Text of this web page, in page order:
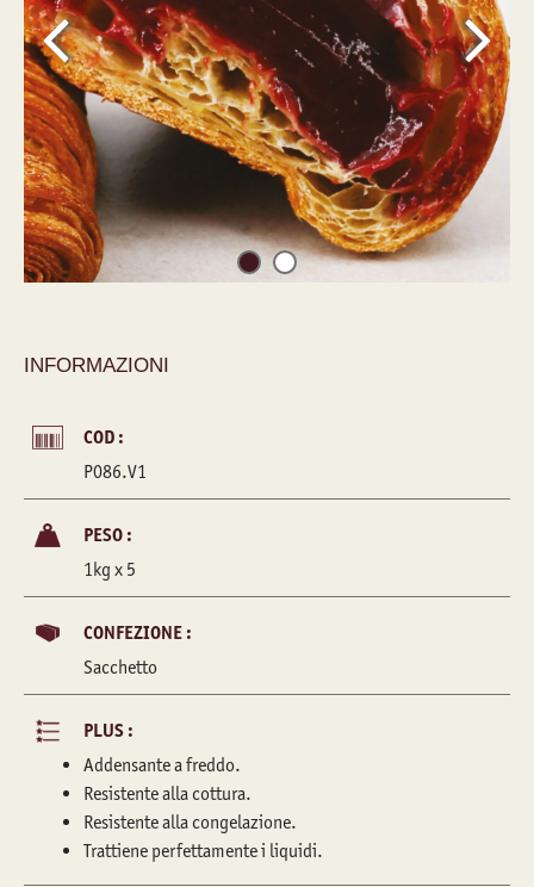
INFORMAZIONI
COD :
P086.V1
PESO :
1kg x 5
CONFEZIONE :
Sacchetto
PLUS :
Addensante a freddo.
Resistente alla cottura.
Resistente alla congelazione.
Trattiene perfettamente i liquidi.